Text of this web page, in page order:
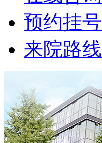
预约挂号
来院路线